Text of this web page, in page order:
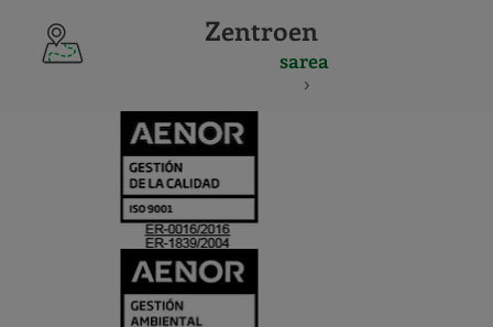
Zentroen
sarea